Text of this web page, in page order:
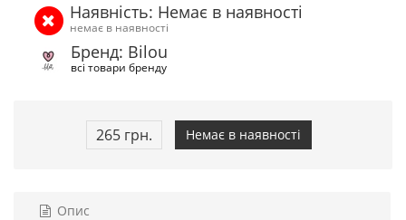
Наявність: Немає в наявності
немає в наявності
Бренд: Bilou
всі товари бренду
265 грн. Немає в наявності
Опис